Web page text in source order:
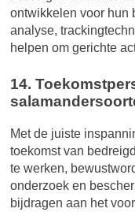
ontwikkelen voor hun
analyse,
helpen om gerichte
14.
Met de juiste
toekomst van
te werken,
onderzoek en
bijdragen aan het